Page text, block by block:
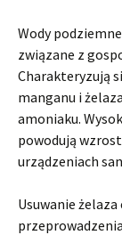
Wody
związane z
Charakteryzują
manganu i
amoniaku.
powodują
urządzeniach
Usuwanie